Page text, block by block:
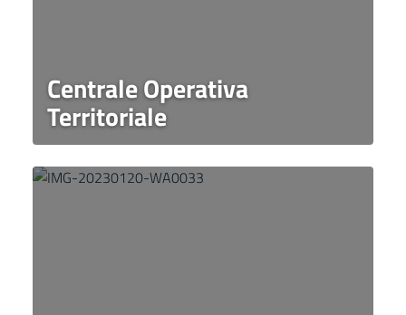
Centrale Operativa
Territoriale